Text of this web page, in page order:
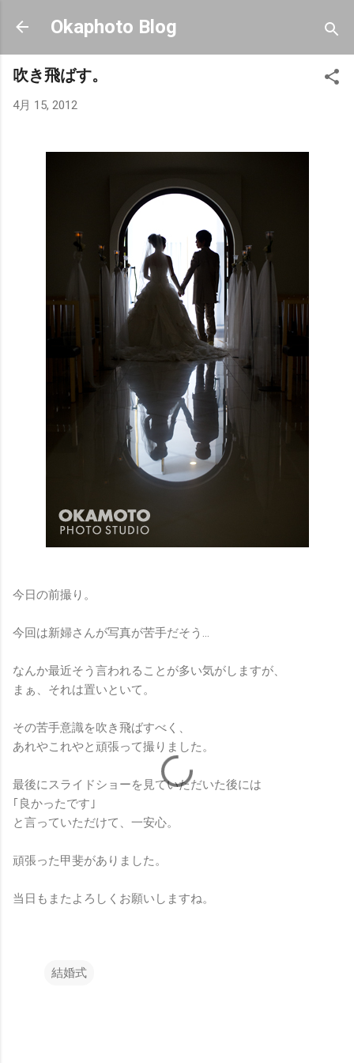
スキップしてメイン コンテンツに移動
Okaphoto Blog
吹き飛ばす。
4月 15, 2012
今日の前撮り。
今回は新婦さんが写真が苦手だそう…
なんか最近そう言われることが多い気がしますが、
まぁ、それは置いといて。
その苦手意識を吹き飛ばすべく、
あれやこれやと頑張って撮りました。
最後にスライドショーを見ていただいた後には
｢良かったです｣
と言っていただけて、一安心。
頑張った甲斐がありました。
当日もまたよろしくお願いしますね。
結婚式